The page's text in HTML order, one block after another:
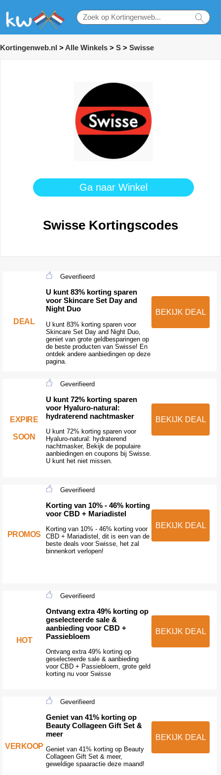
Kortingenweb.nl > Alle Winkels > S > Swisse
Ga naar Winkel
Swisse Kortingscodes
DEAL
Geverifieerd
U kunt 83% korting sparen
voor Skincare Set Day and
Night Duo
U kunt 83% korting sparen voor
Skincare Set Day and Night Duo,
geniet van grote geldbesparingen op
de beste producten van Swisse! En
ontdek andere aanbiedingen op deze
pagina.
BEKIJK DEAL
EXPIRE
SOON
Geverifieerd
U kunt 72% korting sparen
voor Hyaluro-natural:
hydraterend nachtmasker
U kunt 72% korting sparen voor
Hyaluro-natural: hydraterend
nachtmasker, Bekijk de populaire
aanbiedingen en coupons bij Swisse.
U kunt het niet missen.
BEKIJK DEAL
PROMOS
Geverifieerd
Korting van 10% - 46% korting
voor CBD + Mariadistel
Korting van 10% - 46% korting voor
CBD + Mariadistel, dit is een van de
beste deals voor Swisse, het zal
binnenkort verlopen!
BEKIJK DEAL
HOT
Geverifieerd
Ontvang extra 49% korting op
geselecteerde sale &
aanbieding voor CBD +
Passiebloem
Ontvang extra 49% korting op
geselecteerde sale & aanbieding
voor CBD + Passiebloem, grote geld
korting nu voor Swisse
BEKIJK DEAL
VERKOOP
Geverifieerd
Geniet van 41% korting op
Beauty Collageen Gift Set &
meer
Geniet van 41% korting op Beauty
Collageen Gift Set & meer,
geweldige spaaractie deze maand!
BEKIJK DEAL